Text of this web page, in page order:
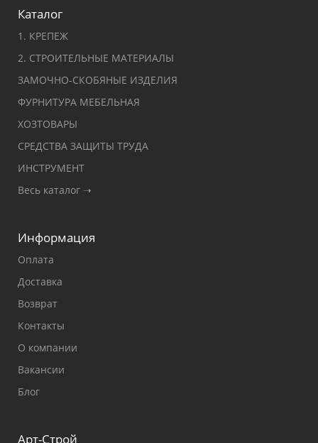
Каталог
1. КРЕПЕЖ
2. СТРОИТЕЛЬНЫЕ МАТЕРИАЛЫ
ЗАМОЧНО-СКОБЯНЫЕ ИЗДЕЛИЯ
ФУРНИТУРА МЕБЕЛЬНАЯ
ХОЗТОВАРЫ
СРЕДСТВА ЗАЩИТЫ ТРУДА
ИНСТРУМЕНТ
Весь каталог ➝
Информация
Оплата
Доставка
Возврат
Контакты
О компании
Вакансии
Блог
Арт-Строй